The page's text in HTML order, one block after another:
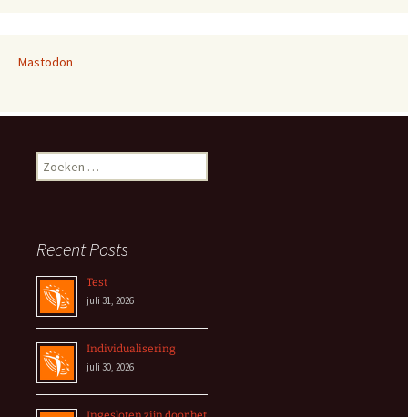
Mastodon
Zoeken
naar:
Recent Posts
Test
juli 31, 2026
Individualisering
juli 30, 2026